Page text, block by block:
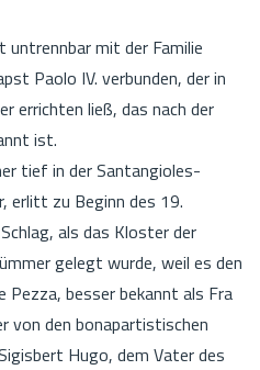
mit der Familie
Paolo IV. verbunden, der in
errichten ließ, das nach der
ist.
tief in der Santangioles-
erlitt zu Beginn des 19.
als das Kloster der
gelegt wurde, weil es den
Pezza, besser bekannt als Fra
von den bonapartistischen
Hugo, dem Vater des